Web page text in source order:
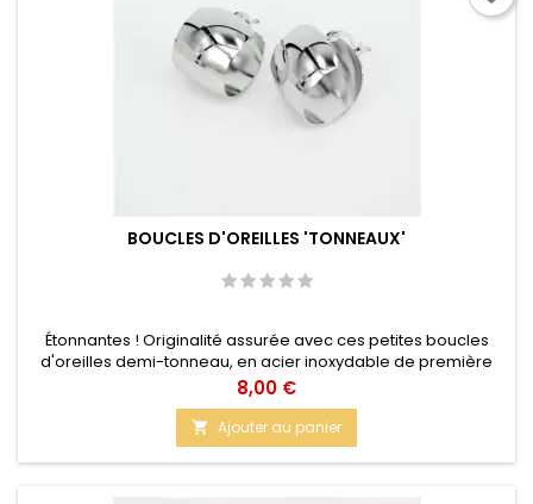
BOUCLES D'OREILLES 'TONNEAUX'
Étonnantes ! Originalité assurée avec ces petites boucles
d'oreilles demi-tonneau, en acier inoxydable de première
qualité. Ces Créoles sont la quintessence de l'originalité,
avec un Design Unique. Fermoir par petit taquet. Taille : 2 cm
X 1,8 cm
Prix
8,00 €
 Ajouter au panier